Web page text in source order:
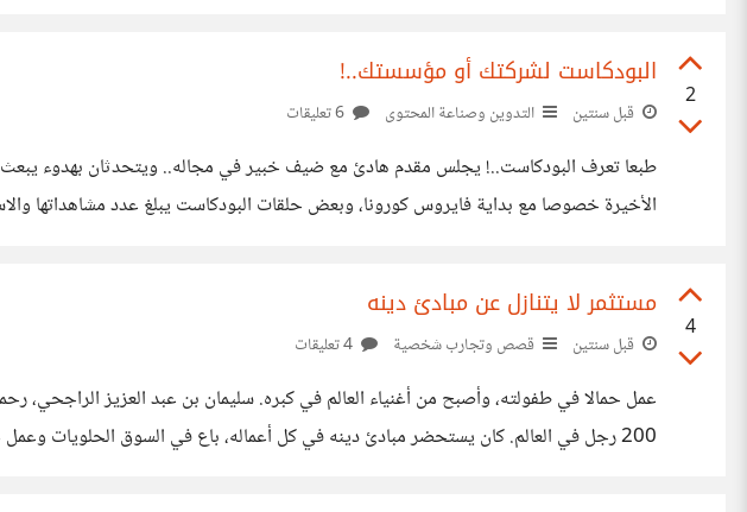
2
البودكاست لشركتك أو مؤسستك..!
قبل سنتين التدوين وصناعة المحتوى
طبعا تعرف البودكاست..! يجلس
الأخيرة خصوصا مع بداية فايروس كورونا، وبعض حلقات البودكاست يبلغ عدد مشاهداتها
4
مستثمر لا يتنازل عن مبادئ دينه
قبل سنتين قصص وتجارب شخصية
200 رجل في العالم. كان يستحضر مبادئ دينه في كل أعماله، باع في السوق الحلويات